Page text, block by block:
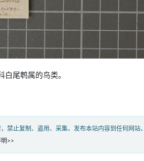
尾鹎属的鸟类。
禁止复制、盗用、采集、发布本站内容到任何网站
>>